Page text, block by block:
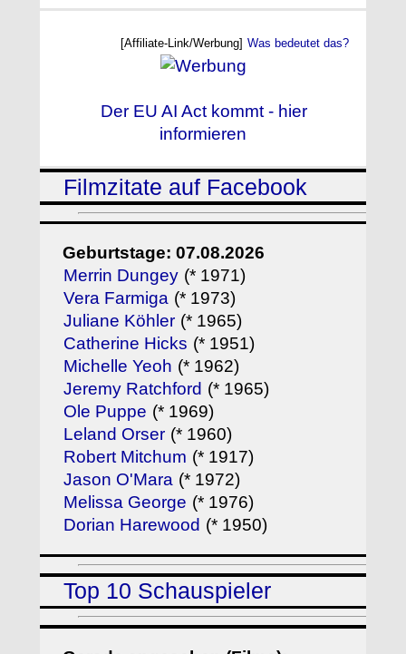
[Affiliate-Link/Werbung] Was bedeutet das?
Der EU AI Act kommt - hier
informieren
Filmzitate auf Facebook
Geburtstage: 07.08.2026
Merrin Dungey (* 1971)
Vera Farmiga (* 1973)
Juliane Köhler (* 1965)
Catherine Hicks (* 1951)
Michelle Yeoh (* 1962)
Jeremy Ratchford (* 1965)
Ole Puppe (* 1969)
Leland Orser (* 1960)
Robert Mitchum (* 1917)
Jason O'Mara (* 1972)
Melissa George (* 1976)
Dorian Harewood (* 1950)
Top 10 Schauspieler